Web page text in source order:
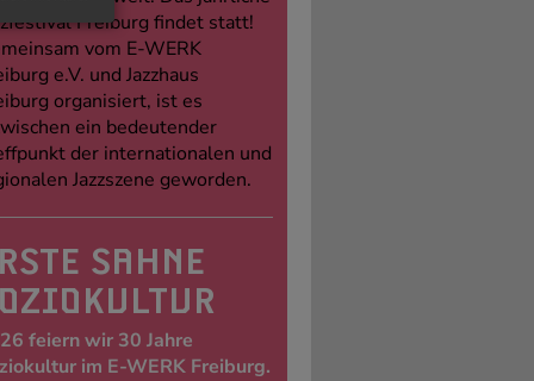
Freiburg findet statt!
vom E-WERK
e.V. und Jazzhaus
organisiert, ist es
ein bedeutender
der internationalen und
Jazzszene geworden.
SAHNE
feiern wir 30 Jahre
im E-WERK Freiburg.